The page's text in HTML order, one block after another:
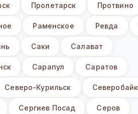
Пролетарск Протвино
Раменское Ревда
Саки Салават
Сарапул Саратов
Северо-Курильск
Сергиев Посад Серов